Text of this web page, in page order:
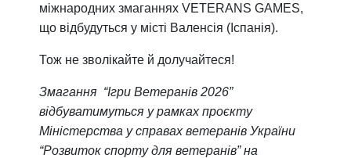
міжнародних змаганнях VETERANS GAMES,
що відбудуться у місті Валенсія (Іспанія).
Тож не зволікайте й долучайтеся!
Змагання “Ігри Ветеранів 2026”
відбуватимуться у рамках проєкту
Міністерства у справах ветеранів України
“Розвиток спорту для ветеранів” на